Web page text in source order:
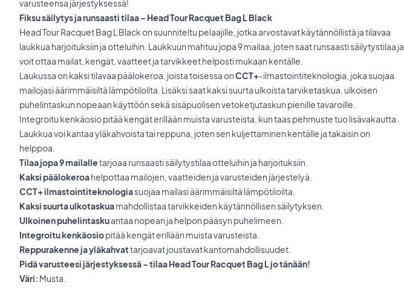
varusteensa järjestyksessä!
Fiksu säilytys ja runsaasti tilaa – Head Tour Racquet Bag L Black
Head Tour Racquet Bag L Black on suunniteltu pelaajille, jotka arvostavat käytännöllistä ja tilavaa
laukkua harjoituksiin ja otteluihin. Laukkuun mahtuu jopa 9 mailaa, joten saat runsaasti säilytystilaa ja
voit ottaa mailat, kengät, vaatteet ja tarvikkeet helposti mukaan kentälle.
Laukussa on kaksi tilavaa päälokeroa, joista toisessa onCCT+-ilmastointiteknologia, joka suojaa
mailojasi äärimmäisiltä lämpötiloilta. Lisäksi saat kaksi suurta ulkoista tarviketaskua, ulkoisen
puhelintaskun nopeaan käyttöön sekä sisäpuolisen vetoketjutaskun pienille tavaroille.
Integroitu kenkäosio pitää kengät erillään muista varusteista, kun taas pehmuste tuo lisävakautta.
Laukkua voi kantaa yläkahvoista tai reppuna, joten sen kuljettaminen kentälle ja takaisin on
helppoa.
Tilaa jopa 9 mailalletarjoaa runsaasti säilytystilaa otteluihin ja harjoituksiin.
Kaksi päälokeroahelpottaa mailojen, vaatteiden ja varusteiden järjestelyä.
CCT+ ilmastointiteknologiasuojaa mailasi äärimmäisiltä lämpötiloilta.
Kaksi suurta ulkotaskuamahdollistaa tarvikkeiden käytännöllisen säilytyksen.
Ulkoinen puhelintaskuantaa nopean ja helpon pääsyn puhelimeen.
Integroitu kenkäosiopitää kengät erillään muista varusteista.
Reppurakenne ja yläkahvattarjoavat joustavat kantomahdollisuudet.
Pidä varusteesi järjestyksessä – tilaa Head Tour Racquet Bag L jo tänään!
Väri: Musta.